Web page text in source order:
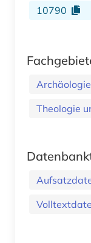
10790
Archäologie
Theologie